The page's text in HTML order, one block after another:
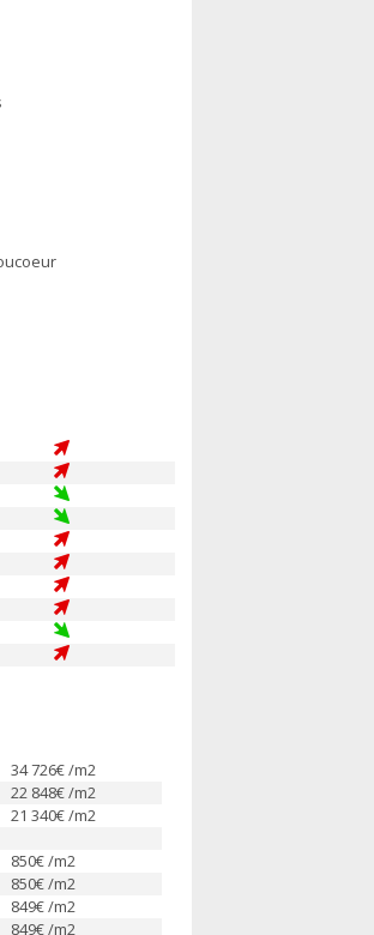
34 726€ /m2
22 848€ /m2
21 340€ /m2
850€ /m2
850€ /m2
849€ /m2
849€ /m2